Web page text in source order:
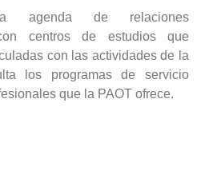
agenda de relaciones
centros de estudios que
con las actividades de la
los programas de servicio
que la PAOT ofrece.